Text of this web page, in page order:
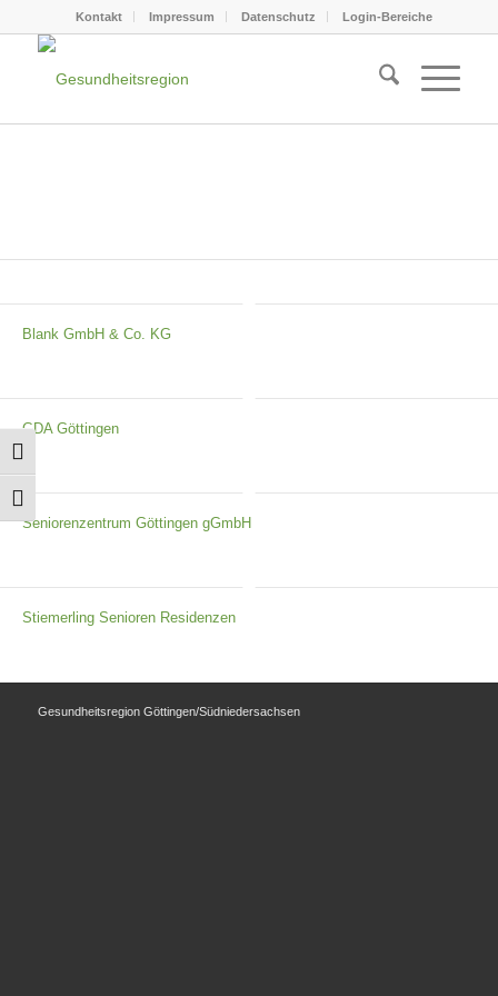
Umschalten auf hohe Kontraste
Schrift vergrößern
Kontakt Impressum Datenschutz Login-Bereiche
Blank GmbH & Co. KG
GDA Göttingen
Seniorenzentrum Göttingen gGmbH
Stiemerling Senioren Residenzen
Gesundheitsregion Göttingen/Südniedersachsen